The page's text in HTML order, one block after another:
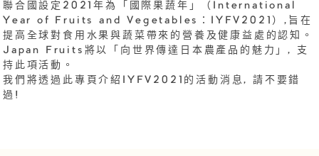
聯合國設定2021年為「國際果蔬年」（International
Year of Fruits and Vegetables：IYFV2021）,旨在
提高全球對食用水果與蔬菜帶來的營養及健康益處的認知。
Japan Fruits將以「向世界傳達日本農產品的魅力」, 支
持此項活動。
我們將透過此專頁介紹IYFV2021的活動消息, 請不要錯
過!